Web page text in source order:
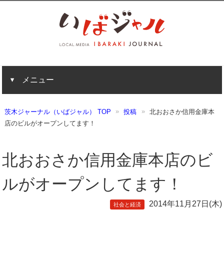
メニュー
茨木ジャーナル（いばジャル） TOP 投稿
北おおさか信用金庫本
店のビルがオープンしてます！
北おおさか信用金庫本店のビ
ルがオープンしてます！
社会と経済 2014年11月27日(木)